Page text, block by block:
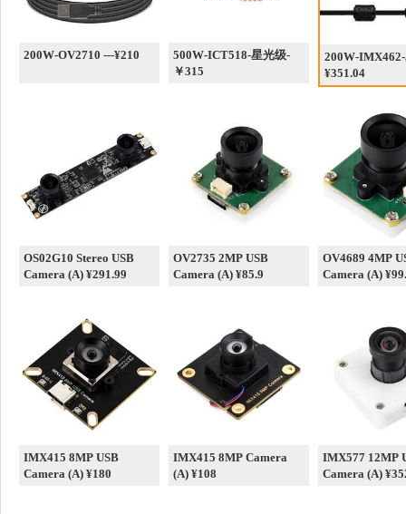
200W-OV2710 ---¥210
500W-ICT518-星光级-
￥315
200W-
¥351.04
OS02G10 Stereo USB
Camera (A) ¥291.99
OV2735 2MP USB
Camera (A) ¥85.9
OV4689 4MP
Camera (A)
IMX415 8MP USB
Camera (A) ¥180
IMX415 8MP Camera
(A) ¥108
IMX577 12MP
Camera (A)